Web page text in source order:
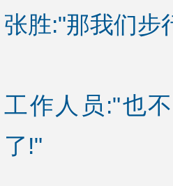
张胜:"那我们步
工作人员:"也
了!"